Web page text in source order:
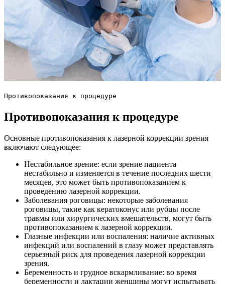
Противопоказания к процедуре
Противопоказания к процедуре
Основные противопоказания к лазерной коррекции зрения
включают следующее:
Нестабильное зрение: если зрение пациента
нестабильно и изменяется в течение последних шести
месяцев, это может быть противопоказанием к
проведению лазерной коррекции.
Заболевания роговицы: некоторые заболевания
роговицы, такие как кератоконус или рубцы после
травмы или хирургических вмешательств, могут быть
противопоказанием к лазерной коррекции.
Глазные инфекции или воспаления: наличие активных
инфекций или воспалений в глазу может представлять
серьезный риск для проведения лазерной коррекции
зрения.
Беременность и грудное вскармливание: во время
беременности и лактации женщины могут испытывать